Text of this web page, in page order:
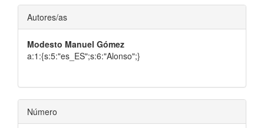
Contenido
principal
del
Autores/as
Modesto Manuel Gómez
a:1:{s:5:"es_ES";s:6:"Alonso";}
Número